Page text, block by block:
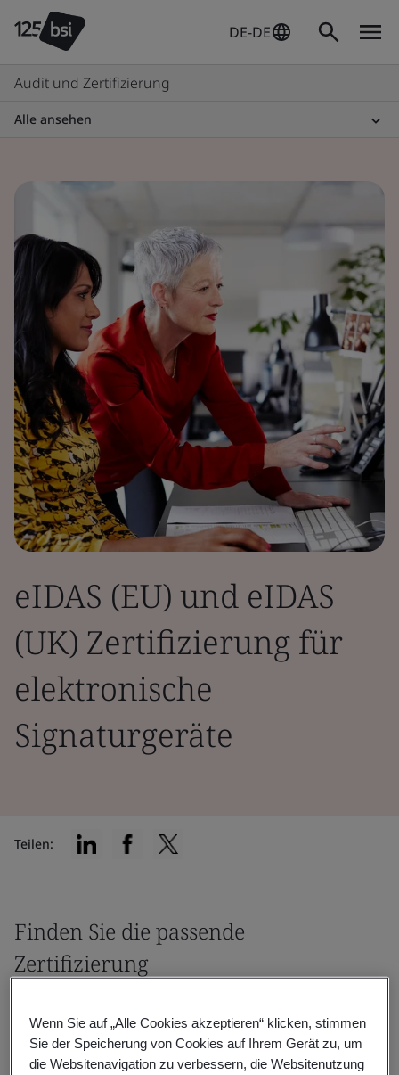
DE-DE
Audit und Zertifizierung
Alle ansehen
eIDAS (EU) und eIDAS
(UK) Zertifizierung für
elektronische
Signaturgeräte
Teilen:
Finden Sie die passende
Zertifizierung
Wenn Sie auf „Alle Cookies akzeptieren“ klicken, stimmen
Sie der Speicherung von Cookies auf Ihrem Gerät zu, um
die Websitenavigation zu verbessern, die Websitenutzung